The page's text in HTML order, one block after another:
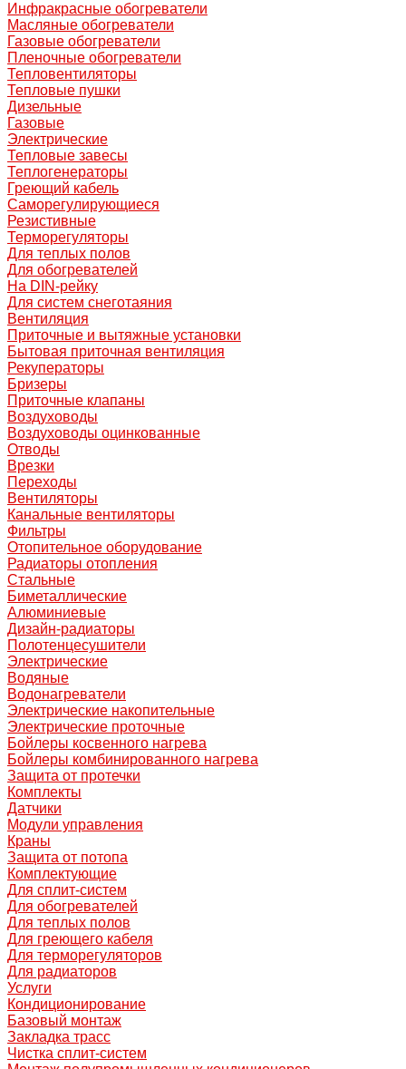
Инфракрасные обогреватели
Масляные обогреватели
Газовые обогреватели
Пленочные обогреватели
Тепловентиляторы
Тепловые пушки
Дизельные
Газовые
Электрические
Тепловые завесы
Теплогенераторы
Греющий кабель
Саморегулирующиеся
Резистивные
Терморегуляторы
Для теплых полов
Для обогревателей
На DIN-рейку
Для систем снеготаяния
Вентиляция
Приточные и вытяжные установки
Бытовая приточная вентиляция
Рекуператоры
Бризеры
Приточные клапаны
Воздуховоды
Воздуховоды оцинкованные
Отводы
Врезки
Переходы
Вентиляторы
Канальные вентиляторы
Фильтры
Отопительное оборудование
Радиаторы отопления
Стальные
Биметаллические
Алюминиевые
Дизайн-радиаторы
Полотенцесушители
Электрические
Водяные
Водонагреватели
Электрические накопительные
Электрические проточные
Бойлеры косвенного нагрева
Бойлеры комбинированного нагрева
Защита от протечки
Комплекты
Датчики
Модули управления
Краны
Защита от потопа
Комплектующие
Для сплит-систем
Для обогревателей
Для теплых полов
Для греющего кабеля
Для терморегуляторов
Для радиаторов
Услуги
Кондиционирование
Базовый монтаж
Закладка трасс
Чистка сплит-систем